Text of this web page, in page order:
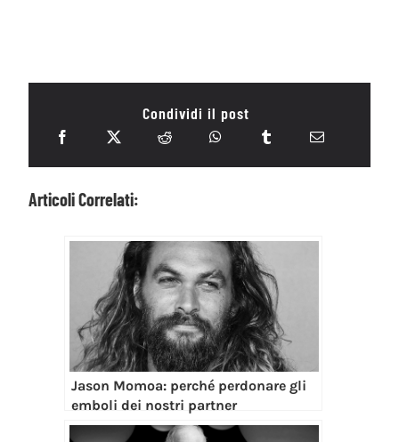
Condividi il post
Articoli Correlati:
Jason Momoa: perché perdonare gli
emboli dei nostri partner